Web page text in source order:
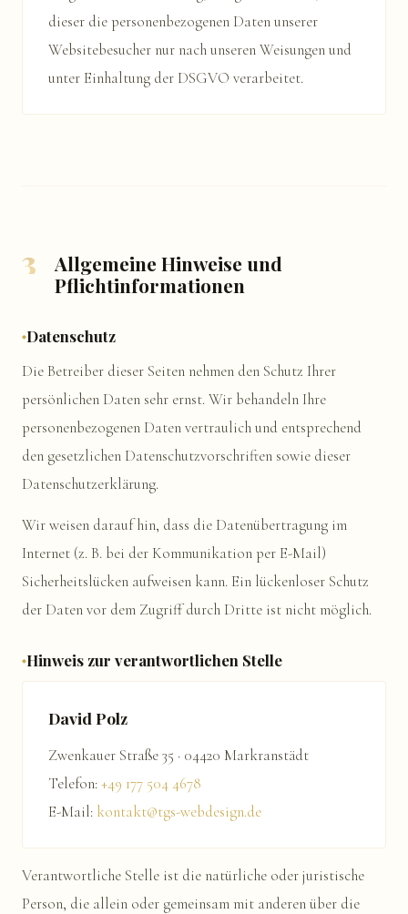
dieser die personenbezogenen Daten unserer
Websitebesucher nur nach unseren Weisungen und
unter Einhaltung der DSGVO verarbeitet.
3
Allgemeine Hinweise und
Pflichtinformationen
Datenschutz
Die Betreiber dieser Seiten nehmen den Schutz Ihrer
persönlichen Daten sehr ernst. Wir behandeln Ihre
personenbezogenen Daten vertraulich und entsprechend
den gesetzlichen Datenschutzvorschriften sowie dieser
Datenschutzerklärung.
Wir weisen darauf hin, dass die Datenübertragung im
Internet (z. B. bei der Kommunikation per E-Mail)
Sicherheitslücken aufweisen kann. Ein lückenloser Schutz
der Daten vor dem Zugriff durch Dritte ist nicht möglich.
Hinweis zur verantwortlichen Stelle
David Polz
Zwenkauer Straße 35 · 04420 Markranstädt
Telefon:+49 177 504 4678
E-Mail: kontakt@tgs-webdesign.de
Verantwortliche Stelle ist die natürliche oder juristische
Person, die allein oder gemeinsam mit anderen über die